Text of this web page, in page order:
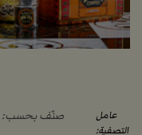
عامل
التصفية:
صنّف بحسب: